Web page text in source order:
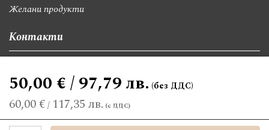
60,00 €/ 117,35 лв.
50,00 € / 97,79 лв.
Желани продукти
Контакти
giftsbgnet@gmail.com
+359 89 9528300
+359 89 8580494